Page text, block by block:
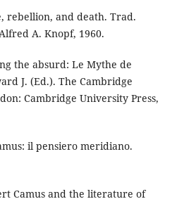
rebellion, and death. Trad.
A. Knopf, 1960.
the absurd: Le Mythe de
J. (Ed.). The Cambridge
Cambridge University Press,
il pensiero meridiano.
Camus and the literature of